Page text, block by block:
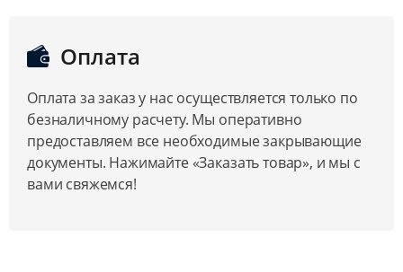
Оплата
Оплата за заказ у нас осуществляется только по
безналичному расчету. Мы оперативно
предоставляем все необходимые закрывающие
документы. Нажимайте «Заказать товар», и мы с
вами свяжемся!